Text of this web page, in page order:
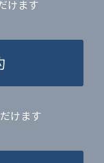
けます
けます